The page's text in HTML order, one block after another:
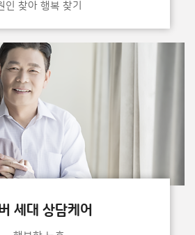
인 찾아 행복 찾기
세대 상담케어